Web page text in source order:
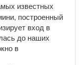
известных
построенный
вход в
до наших
в